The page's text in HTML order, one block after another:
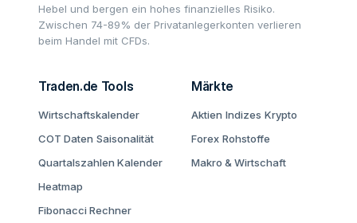
Hebel und bergen ein hohes finanzielles Risiko.
Zwischen 74-89% der Privatanlegerkonten verlieren
beim Handel mit CFDs.
Traden.de Tools
Wirtschaftskalender
COT Daten Saisonalität
Quartalszahlen Kalender
Heatmap
Fibonacci Rechner
Märkte
Aktien Indizes Krypto
Forex Rohstoffe
Makro & Wirtschaft